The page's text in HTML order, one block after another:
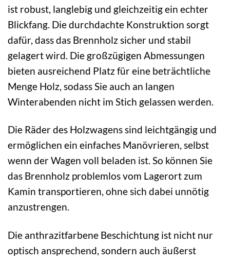
ist robust, langlebig und gleichzeitig ein echter
Blickfang. Die durchdachte Konstruktion sorgt
dafür, dass das Brennholz sicher und stabil
gelagert wird. Die großzügigen Abmessungen
bieten ausreichend Platz für eine beträchtliche
Menge Holz, sodass Sie auch an langen
Winterabenden nicht im Stich gelassen werden.
Die Räder des Holzwagens sind leichtgängig und
ermöglichen ein einfaches Manövrieren, selbst
wenn der Wagen voll beladen ist. So können Sie
das Brennholz problemlos vom Lagerort zum
Kamin transportieren, ohne sich dabei unnötig
anzustrengen.
Die anthrazitfarbene Beschichtung ist nicht nur
optisch ansprechend, sondern auch äußerst